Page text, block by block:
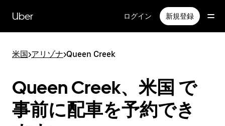
Uber ログイン 新規登録
米国>アリゾナ>Queen Creek
Queen Creek、米国 で
事前に配車を予約でき